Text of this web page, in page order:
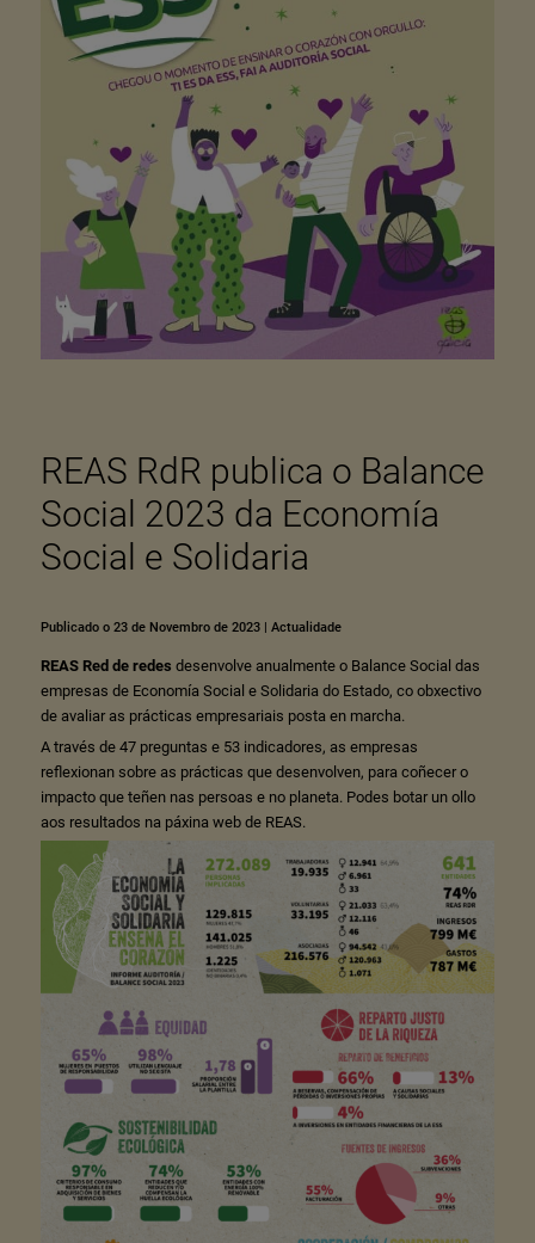
REAS RdR publica o Balance
Social 2023 da Economía
Social e Solidaria
Publicado o 23 de Novembro de 2023| Actualidade
REAS Red de redes desenvolve anualmente o Balance Social das
empresas de Economía Social e Solidaria do Estado, co obxectivo
de avaliar as prácticas empresariais posta en marcha.
A través de 47 preguntas e 53 indicadores, as empresas
reflexionan sobre as prácticas que desenvolven, para coñecer o
impacto que teñen nas persoas e no planeta. Podes botar un ollo
aos resultados na páxina web de REAS.